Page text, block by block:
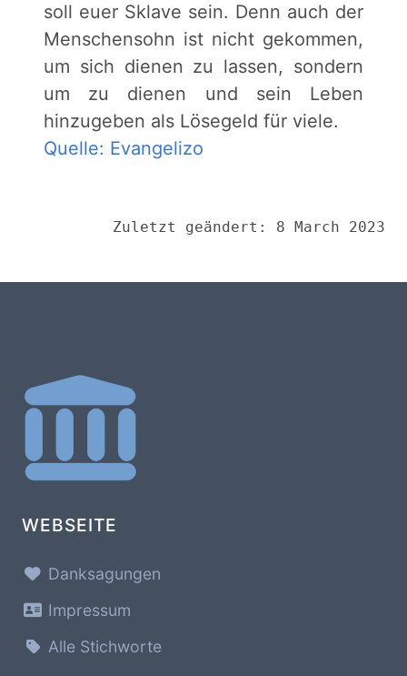
soll euer Sklave sein. Denn auch der
Menschensohn ist nicht gekommen,
um sich dienen zu lassen, sondern
um zu dienen und sein Leben
hinzugeben als Lösegeld für viele.
Quelle: Evangelizo
Zuletzt geändert: 8 March 2023
WEBSEITE
Danksagungen
Impressum
Alle Stichworte